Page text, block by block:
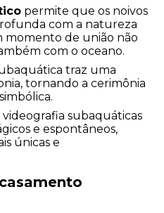
permite que os noivos
com a natureza
momento de união não
com o oceano.
traz uma
tornando a cerimônia
subaquáticas
e espontâneos,
únicas e
casamento